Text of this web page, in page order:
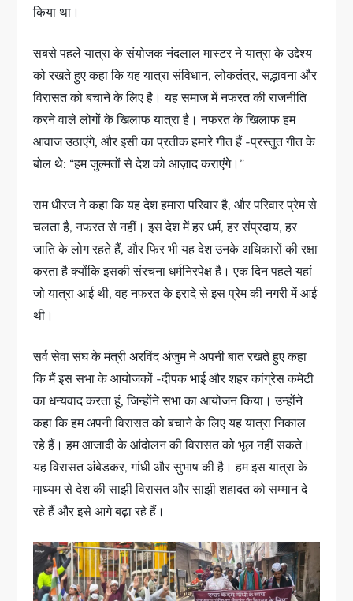
किया था।
सबसे पहले यात्रा के संयोजक नंदलाल मास्टर ने यात्रा के उद्देश्य
को रखते हुए कहा कि यह यात्रा संविधान, लोकतंत्र, सद्भावना और
विरासत को बचाने के लिए है। यह समाज में नफरत की राजनीति
करने वाले लोगों के खिलाफ यात्रा है। नफरत के खिलाफ हम
आवाज उठाएंगे, और इसी का प्रतीक हमारे गीत हैं -प्रस्तुत गीत के
बोल थे: “हम जुल्मतों से देश को आज़ाद कराएंगे।”
राम धीरज ने कहा कि यह देश हमारा परिवार है, और परिवार प्रेम से
चलता है, नफरत से नहीं। इस देश में हर धर्म, हर संप्रदाय, हर
जाति के लोग रहते हैं, और फिर भी यह देश उनके अधिकारों की रक्षा
करता है क्योंकि इसकी संरचना धर्मनिरपेक्ष है। एक दिन पहले यहां
जो यात्रा आई थी, वह नफरत के इरादे से इस प्रेम की नगरी में आई
थी।
सर्व सेवा संघ के मंत्री अरविंद अंजुम ने अपनी बात रखते हुए कहा
कि मैं इस सभा के आयोजकों -दीपक भाई और शहर कांग्रेस कमेटी
का धन्यवाद करता हूं, जिन्होंने सभा का आयोजन किया। उन्होंने
कहा कि हम अपनी विरासत को बचाने के लिए यह यात्रा निकाल
रहे हैं। हम आजादी के आंदोलन की विरासत को भूल नहीं सकते।
यह विरासत अंबेडकर, गांधी और सुभाष की है। हम इस यात्रा के
माध्यम से देश की साझी विरासत और साझी शहादत को सम्मान दे
रहे हैं और इसे आगे बढ़ा रहे हैं।